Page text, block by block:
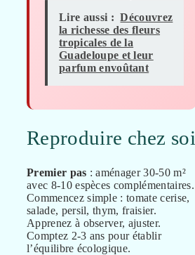
Lire aussi : Découvrez
la richesse des fleurs
tropicales de la
Guadeloupe et leur
parfum envoûtant
Reproduire chez soi
Premier pas : aménager 30-50 m²
avec 8-10 espèces complémentaires.
Commencez simple : tomate cerise,
salade, persil, thym, fraisier.
Apprenez à observer, ajuster.
Comptez 2-3 ans pour établir
l’équilibre écologique.